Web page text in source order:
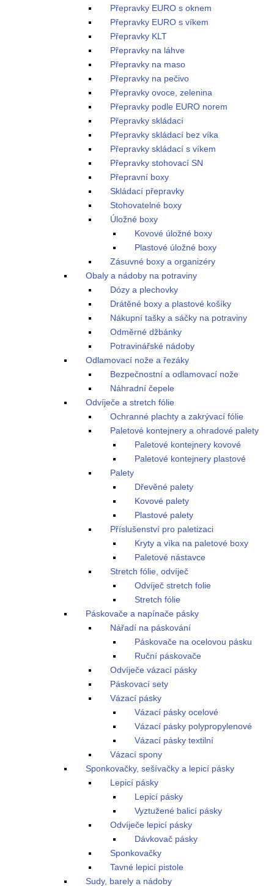
Přepravky EURO s oknem
Přepravky EURO s víkem
Přepravky KLT
Přepravky na láhve
Přepravky na maso
Přepravky na pečivo
Přepravky ovoce, zelenina
Přepravky podle EURO norem
Přepravky skládací
Přepravky skládací bez víka
Přepravky skládací s víkem
Přepravky stohovací SN
Přepravní boxy
Skládací přepravky
Stohovatelné boxy
Úložné boxy
Kovové úložné boxy
Plastové úložné boxy
Zásuvné boxy a organizéry
Obaly a nádoby na potraviny
Dózy a plechovky
Drátěné boxy a plastové košíky
Nákupní tašky a sáčky na potraviny
Odměrné džbánky
Potravinářské nádoby
Odlamovací nože a řezáky
Bezpečnostní a odlamovací nože
Náhradní čepele
Odvíječe a stretch fólie
Ochranné plachty a zakrývací fólie
Paletové kontejnery a ohradové palety
Paletové kontejnery kovové
Paletové kontejnery plastové
Palety
Dřevěné palety
Kovové palety
Plastové palety
Příslušenství pro paletizaci
Kryty a víka na paletové boxy
Paletové nástavce
Stretch fólie, odvíječ
Odvíječ stretch folie
Stretch fólie
Páskovače a napínače pásky
Nářadí na páskování
Páskovače na ocelovou pásku
Ruční páskovače
Odvíječe vázací pásky
Páskovací sety
Vázací pásky
Vázací pásky ocelové
Vázací pásky polypropylenové
Vázací pásky textilní
Vázací spony
Sponkovačky, sešívačky a lepicí pásky
Lepicí pásky
Lepicí pásky
Vyztužené balicí pásky
Odvíječe lepicí pásky
Dávkovač pásky
Sponkovačky
Tavné lepicí pistole
Sudy, barely a nádoby